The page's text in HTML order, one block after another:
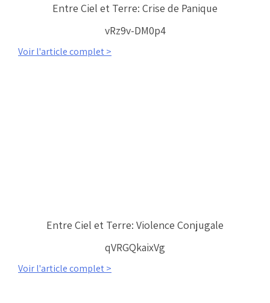
Entre Ciel et Terre: Crise de Panique
vRz9v-DM0p4
Voir l'article complet >
Entre Ciel et Terre: Violence Conjugale
qVRGQkaixVg
Voir l'article complet >